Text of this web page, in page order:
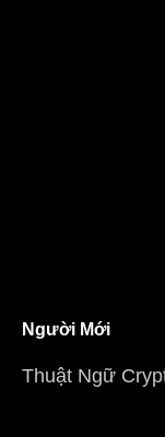
Người Mới
Thuật Ngữ